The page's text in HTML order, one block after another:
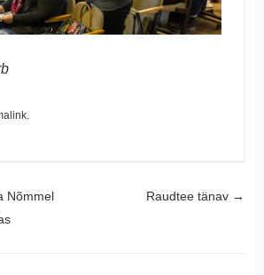
.
Nõmmel
Raudtee tänav →